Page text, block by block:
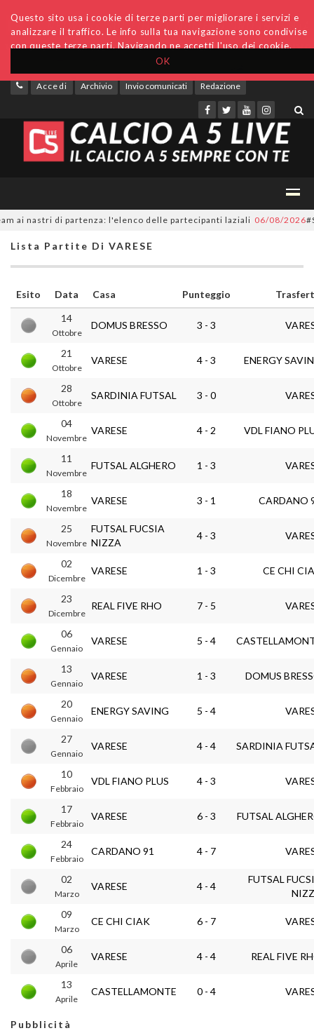
OK
Questo sito usa i cookie di terze parti per migliorare i servizi e
analizzare il traffico. Le info sulla tua navigazione sono condivise
con queste terze parti. Navigando ne accetti l'uso dei cookie.
Accedi Archivio Invio comunicati Redazione
ai nastri di partenza: l'elenco delle partecipanti laziali 06/08/2026
Lista Partite Di VARESE
Esito Data Casa Punteggio
14
Ottobre
DOMUS BRESSO 3 - 3
21
Ottobre
VARESE 4 - 3 ENERGY
28
Ottobre
SARDINIA FUTSAL 3 - 0
04
Novembre
VARESE 4 - 2 VDL FIANO
11
Novembre
FUTSAL ALGHERO 1 - 3
18
Novembre
VARESE 3 - 1 CARDANO
25
Novembre
FUTSAL FUCSIA
NIZZA
4 - 3
02
Dicembre
VARESE 1 - 3 CE CHI
23
Dicembre
REAL FIVE RHO 7 - 5
06
Gennaio
VARESE 5 - 4
13
Gennaio
VARESE 1 - 3 DOMUS
20
Gennaio
ENERGY SAVING 5 - 4
27
Gennaio
VARESE 4 - 4 SARDINIA
10
Febbraio
VDL FIANO PLUS 4 - 3
17
Febbraio
VARESE 6 - 3 FUTSAL
24
Febbraio
CARDANO 91 4 - 7
02
Marzo
VARESE 4 - 4
FUTSAL
09
Marzo
CE CHI CIAK 6 - 7
06
Aprile
VARESE 4 - 4 REAL FIVE
13
Aprile
CASTELLAMONTE 0 - 4
Pubblicità